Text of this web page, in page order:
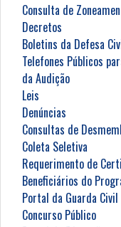
Consulta de
Decretos
Boletins da Defesa
Telefones Públicos
da Audição
Leis
Denúncias
Consultas de
Coleta Seletiva
Requerimento de
Beneficiários do
Portal da Guarda Civil
Concurso Público